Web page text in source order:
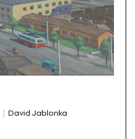
David Jablonka